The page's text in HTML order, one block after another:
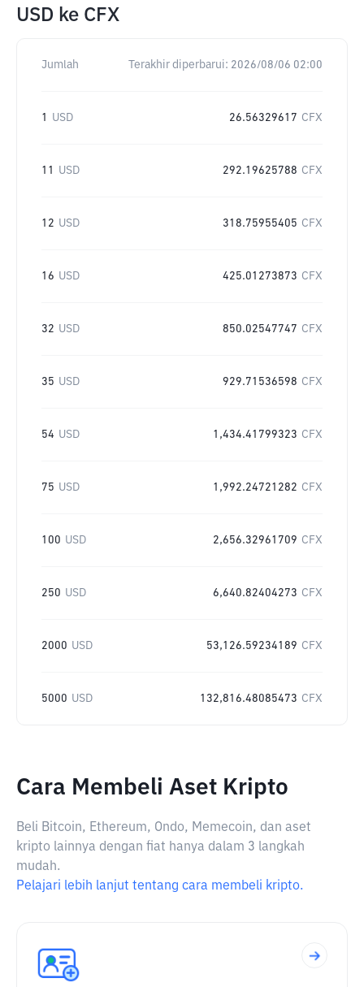
USD ke CFX
Jumlah Terakhir diperbarui: 2026/08/06 02:00
1 USD 26.56329617 CFX
11 USD 292.19625788 CFX
12 USD 318.75955405 CFX
16 USD 425.01273873 CFX
32 USD 850.02547747 CFX
35 USD 929.71536598 CFX
54 USD 1,434.41799323 CFX
75 USD 1,992.24721282 CFX
100 USD 2,656.32961709 CFX
250 USD 6,640.82404273 CFX
2000 USD 53,126.59234189 CFX
5000 USD 132,816.48085473 CFX
Cara Membeli Aset Kripto
Beli Bitcoin, Ethereum, Ondo, Memecoin, dan aset
kripto lainnya dengan fiat hanya dalam 3 langkah
mudah.
Pelajari lebih lanjut tentang cara membeli kripto.